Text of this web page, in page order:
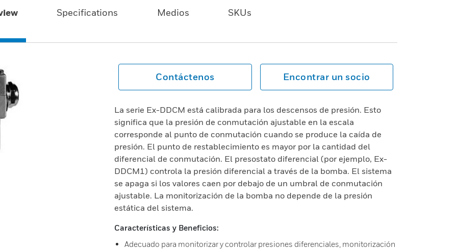
Specifications Medios SKUs
Contáctenos Encontrar un socio
La serie Ex-DDCM está calibrada para los descensos de presión. Esto
significa que la presión de conmutación ajustable en la escala
corresponde al punto de conmutación cuando se produce la caída de
presión. El punto de restablecimiento es mayor por la cantidad del
diferencial de conmutación. El presostato diferencial (por ejemplo, Ex-
DDCM1) controla la presión diferencial a través de la bomba. El sistema
se apaga si los valores caen por debajo de un umbral de conmutación
ajustable. La monitorización de la bomba no depende de la presión
estática del sistema.
Características y Beneficios:
Adecuado para monitorizar y controlar presiones diferenciales, monitorización